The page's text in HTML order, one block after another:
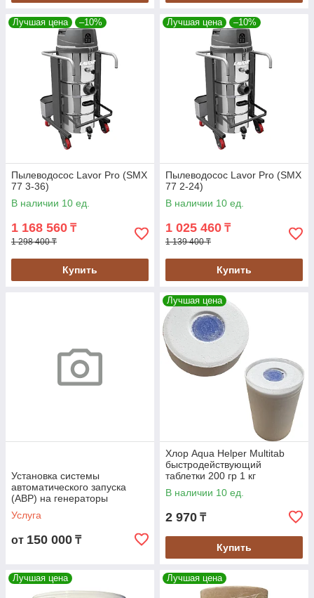
Лучшая цена –10%
Пылеводосос Lavor Pro (SMX
77 3-36)
В наличии 10 ед.
1 168 560 ₸
1 298 400 ₸
Купить
Лучшая цена –10%
Пылеводосос Lavor Pro (SMX
77 2-24)
В наличии 10 ед.
1 025 460 ₸
1 139 400 ₸
Купить
Установка системы
автоматического запуска
(АВР) на генераторы
Услуга
от 150 000 ₸
Лучшая цена
Хлор Aqua Helper Multitab
быстродействующий
таблетки 200 гр 1 кг
(УТ000001090)
В наличии 10 ед.
2 970 ₸
Купить
Лучшая цена Лучшая цена